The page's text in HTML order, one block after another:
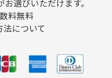
選びいただけます。
料無料
法について